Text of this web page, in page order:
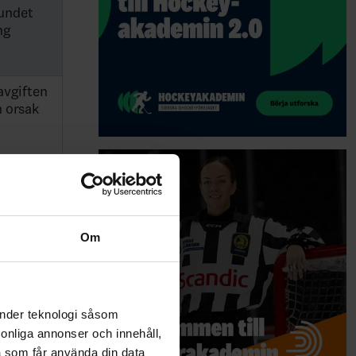
Om
teknologi såsom
annonser och innehåll,
får använda din data
orsak